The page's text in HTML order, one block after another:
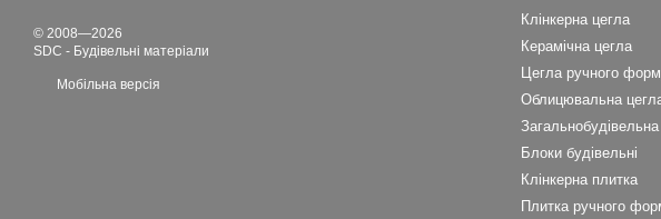
© 2008—2026
SDC - Будівельні матеріали
Мобільна версія
Клінкерна цегла
Керамічна цегла
Цегла ручного
Облицювальна
Блоки будівельні
Клінкерна плитка
Плитка ручного